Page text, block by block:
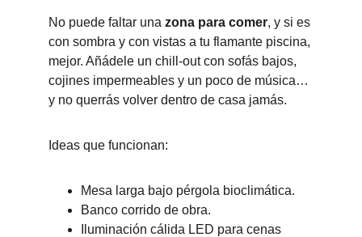
No puede faltar una zona para comer, y si es
con sombra y con vistas a tu flamante piscina,
mejor. Añádele un chill-out con sofás bajos,
cojines impermeables y un poco de música…
y no querrás volver dentro de casa jamás.
Ideas que funcionan:
Mesa larga bajo pérgola bioclimática.
Banco corrido de obra.
Iluminación cálida LED para cenas